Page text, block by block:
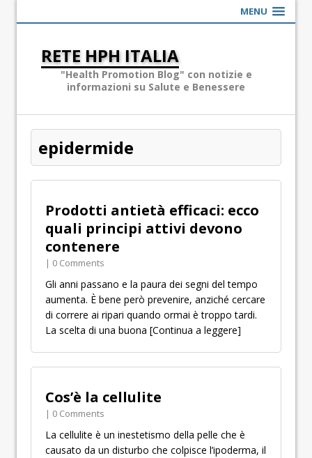
MENU
RETE HPH ITALIA
"Health Promotion Blog" con notizie e
informazioni su Salute e Benessere
epidermide
Prodotti antietà efficaci: ecco
quali principi attivi devono
contenere
| 0 Comments
Gli anni passano e la paura dei segni del tempo
aumenta. È bene però prevenire, anziché cercare
di correre ai ripari quando ormai è troppo tardi.
La scelta di una buona [Continua a leggere]
Cos’è la cellulite
| 0 Comments
La cellulite è un inestetismo della pelle che è
causato da un disturbo che colpisce l’ipoderma, il